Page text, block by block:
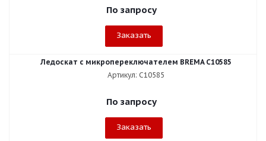
По запросу
Заказать
Ледоскат с микропереключателем BREMA C10585
Артикул: C10585
По запросу
Заказать